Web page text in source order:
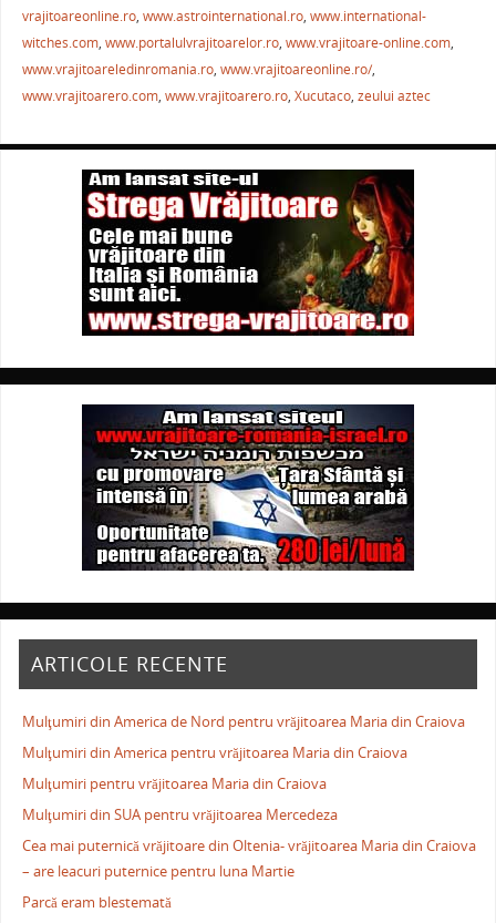
vrajitoareonline.ro, www.astrointernational.ro, www.international-
witches.com, www.portalulvrajitoarelor.ro, www.vrajitoare-online.com,
www.vrajitoareledinromania.ro, www.vrajitoareonline.ro/,
www.vrajitoarero.com, www.vrajitoarero.ro, Xucutaco, zeului aztec
ARTICOLE RECENTE
Mulţumiri din America de Nord pentru vrăjitoarea Maria din Craiova
Mulţumiri din America pentru vrăjitoarea Maria din Craiova
Mulţumiri pentru vrăjitoarea Maria din Craiova
Mulţumiri din SUA pentru vrăjitoarea Mercedeza
Cea mai puternică vrăjitoare din Oltenia- vrăjitoarea Maria din Craiova
– are leacuri puternice pentru luna Martie
Parcă eram blestemată